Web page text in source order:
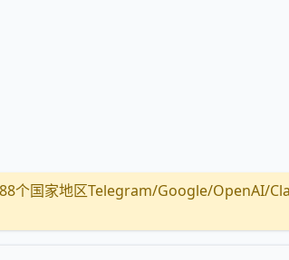
个国家地区Telegram/Google/OpenAI/